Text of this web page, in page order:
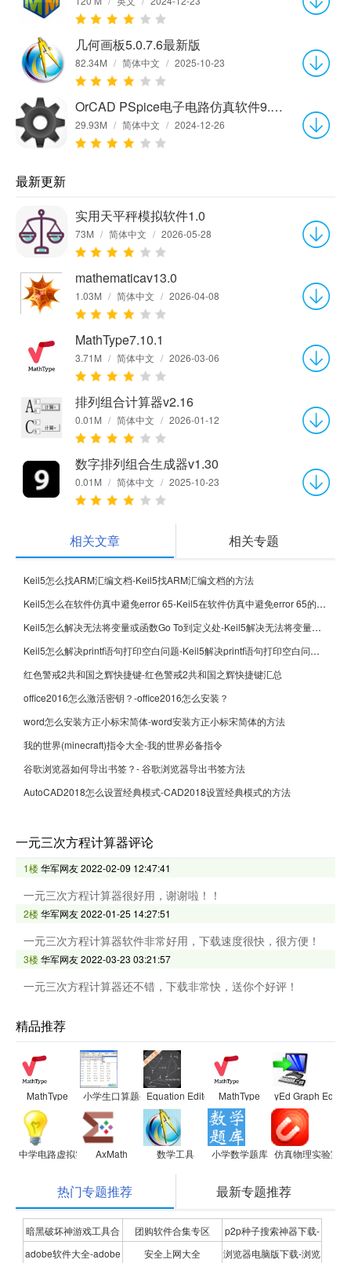
几何画板5.0.7.6最新版
82.34M / 简体中文 / 2025-10-23
OrCAD PSpice电子电路仿真软件9.1 中文版
29.93M / 简体中文 / 2024-12-26
最新更新
实用天平秤模拟软件1.0
73M / 简体中文 / 2026-05-28
mathematicav13.0
1.03M / 简体中文 / 2026-04-08
MathType7.10.1
3.71M / 简体中文 / 2026-03-06
排列组合计算器v2.16
0.01M / 简体中文 / 2026-01-12
数字排列组合生成器v1.30
0.01M / 简体中文 / 2025-10-23
相关文章 相关专题
Keil5怎么找ARM汇编文档-Keil5找ARM汇编文档的方法
Keil5怎么在软件仿真中避免error 65-Keil5在软件仿真中避免error 65的方法
Keil5怎么解决无法将变量或函数Go To到定义处-Keil5解决无法将变量或函数Go To到定义处的方法
Keil5怎么解决printf语句打印空白问题-Keil5解决printf语句打印空白问题的方法
红色警戒2共和国之辉快捷键-红色警戒2共和国之辉快捷键汇总
office2016怎么激活密钥？-office2016怎么安装？
word怎么安装方正小标宋简体-word安装方正小标宋简体的方法
我的世界(minecraft)指令大全-我的世界必备指令
谷歌浏览器如何导出书签？- 谷歌浏览器导出书签方法
AutoCAD2018怎么设置经典模式-CAD2018设置经典模式的方法
一元三次方程计算器评论
1楼华军网友2022-02-09 12:47:41
一元三次方程计算器很好用，谢谢啦！！
2楼华军网友2022-01-25 14:27:51
一元三次方程计算器软件非常好用，下载速度很快，很方便！
3楼华军网友2022-03-23 03:21:57
一元三次方程计算器还不错，下载非常快，送你个好评！
精品推荐
MathType 小学生口算题生成器Equation Editor数学公式编辑器
MathType yEd Graph Editor
中学电路虚拟实验室AxMath 数学工具 小学数学题库 仿真物理实验室
热门专题推荐 最新专题推荐
暗黑破坏神游戏工具合
集
团购软件合集专区
p2p种子搜索神器下载-
P2P种子搜索神器专题
adobe软件大全-adobe 安全上网大全 浏览器电脑版下载-浏览